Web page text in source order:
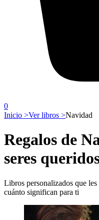
0
Inicio >Ver libros >Navidad
Regalos de
seres
Libros personalizados que
cuánto significan para ti